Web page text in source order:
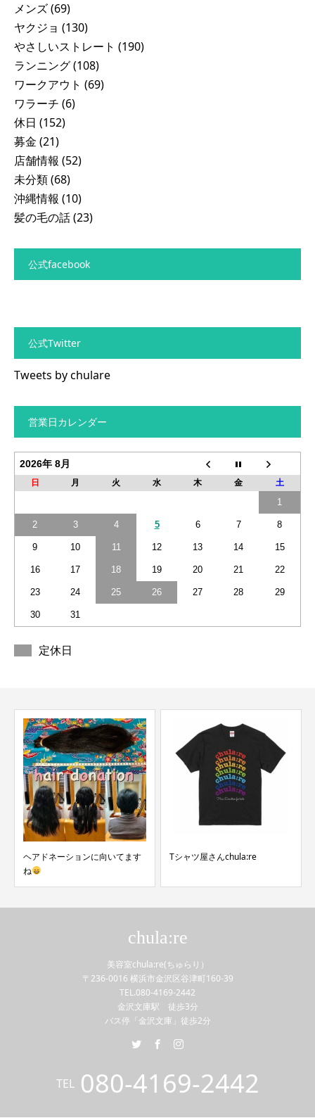
メンズ(69)
ヤクジョ (130)
やさしいストレート (190)
ランニング(108)
ワークアウト (69)
ワラーチ (6)
休日 (152)
募金 (21)
店舗情報 (52)
未分類(68)
沖縄情報 (10)
髪の毛の話(23)
公式facebook
公式Twitter
Tweets by chulare
営業日カレンダー
2026年 8月
日 月 火 水 木 金 土
1
2 3 4 5 6 7 8
9 10 11 12 13 14 15
16 17 18 19 20 21 22
23 24 25 26 27 28 29
30 31
定休日
ヘアドネーションに向いてます
ね
Tシャツ屋さんchula:re
chula:re
美容室chula:re(ちゅらり）
〒236-0016 横浜市金沢区谷津町160-39
TEL.080-4169-2442
金沢文庫駅 徒歩3分
バス停「金沢文庫」徒歩2分
TEL 080-4169-2442